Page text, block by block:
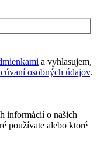
a vyhlasujem,
osobných údajov.
informácií o našich
používate alebo ktoré